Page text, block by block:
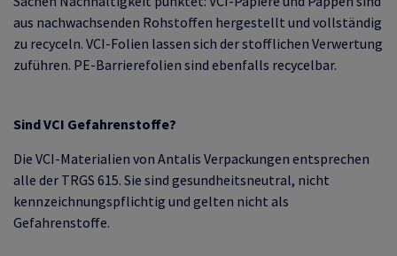
aus nachwachsenden Rohstoffen hergestellt und vollständig
zu recyceln. VCI-Folien lassen sich der stofflichen Verwertung
zuführen. PE-Barrierefolien sind ebenfalls recycelbar.
Sind VCI Gefahrenstoffe?
Die VCI-Materialien von Antalis Verpackungen entsprechen
alle der TRGS 615. Sie sind gesundheitsneutral, nicht
kennzeichnungspflichtig und gelten nicht als
Gefahrenstoffe.